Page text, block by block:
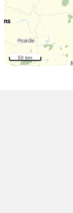
50 km